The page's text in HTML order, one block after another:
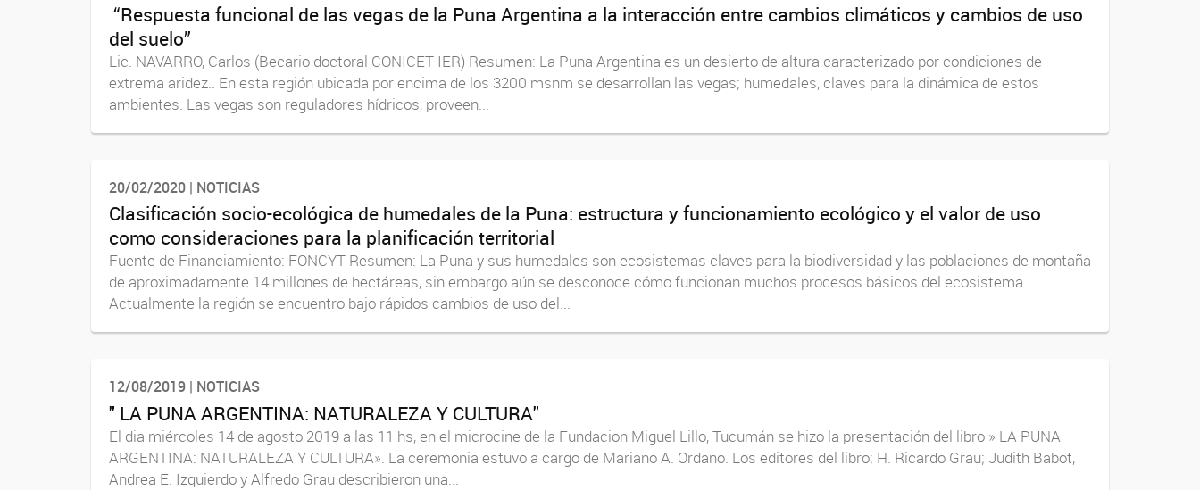
“Respuesta funcional de las vegas de la Puna Argentina a la interacción entre cambios climáticos y cambios de uso
del suelo”
Lic. NAVARRO, Carlos (Becario doctoral CONICET IER) Resumen: La Puna Argentina es un desierto de altura caracterizado por condiciones de
extrema aridez.. En esta región ubicada por encima de los 3200 msnm se desarrollan las vegas; humedales, claves para la dinámica de estos
ambientes. Las vegas son reguladores hídricos, proveen...
20/02/2020 | NOTICIAS
Clasificación socio-ecológica de humedales de la Puna: estructura y funcionamiento ecológico y el valor de uso
como consideraciones para la planificación territorial
Fuente de Financiamiento: FONCYT Resumen: La Puna y sus humedales son ecosistemas claves para la biodiversidad y las poblaciones de montaña
de aproximadamente 14 millones de hectáreas, sin embargo aún se desconoce cómo funcionan muchos procesos básicos del ecosistema.
Actualmente la región se encuentro bajo rápidos cambios de uso del...
12/08/2019 | NOTICIAS
" LA PUNA ARGENTINA: NATURALEZA Y CULTURA"
El dia miércoles 14 de agosto 2019 a las 11 hs, en el microcine de la Fundacion Miguel Lillo, Tucumán se hizo la presentación del libro » LA PUNA
ARGENTINA: NATURALEZA Y CULTURA». La ceremonia estuvo a cargo de Mariano A. Ordano. Los editores del libro; H. Ricardo Grau; Judith Babot,
Andrea E. Izquierdo y Alfredo Grau describieron una...